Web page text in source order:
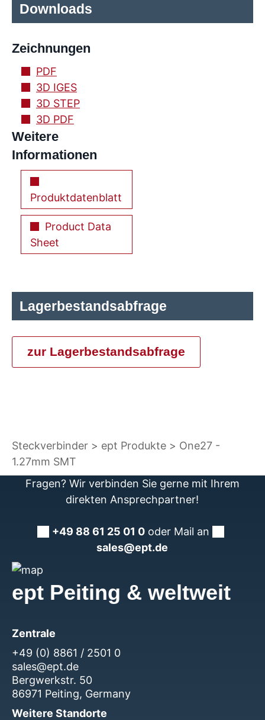
Downloads
Zeichnungen
PDF
3D IGES
3D STEP
3D PDF
Weitere
Informationen
Produktdatenblatt
Product Data
Sheet
Lagerbestandsabfrage
zur Lagerbestandsabfrage
Steckverbinder ept Produkte
One27 -
1.27mm SMT
Fragen? Wir verbinden Sie gerne mit Ihrem
direkten Ansprechpartner!
+49 88 61 25 01 0 oder Mail an
sales@ept.de
ept Peiting & weltweit
Zentrale
+49 (0) 8861 / 2501 0
sales@ept.de
Bergwerkstr. 50
86971 Peiting, Germany
Weitere Standorte